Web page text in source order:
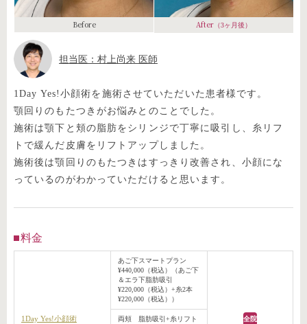
Before After （3ヶ月後）
担当医：村上尚来 医師
1Day Yes!小顔術を施術させていただいた患者様です。
顎回りのもたつきがお悩みとのことでした。
施術は顎下と頬の脂肪をシリンジで丁寧に吸引し、糸リフ
トで緩んだ皮膚をリフトアップしました。
施術後は顎回りのもたつきはすっきり改善され、小顔にな
っているのがわかっていただけると思います。
料金
1Day Yes!小顔術
あご下スマートプラン
¥440,000（税込）（あご下
＆エラ下脂肪吸引
¥220,000（税込）+糸2本
¥220,000（税込））
全院
両頬 脂肪吸引+糸リフト